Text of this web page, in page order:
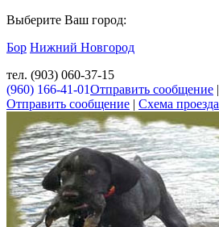
Выберите Ваш город:
Бор Нижний Новгород
тел. (903) 060-37-15
(960) 166-41-01Отправить сообщение |
Отправить сообщение | Схема проезда